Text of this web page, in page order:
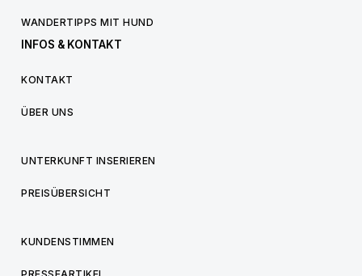
WANDERTIPPS MIT HUND
INFOS & KONTAKT
KONTAKT
ÜBER UNS
UNTERKUNFT INSERIEREN
PREISÜBERSICHT
KUNDENSTIMMEN